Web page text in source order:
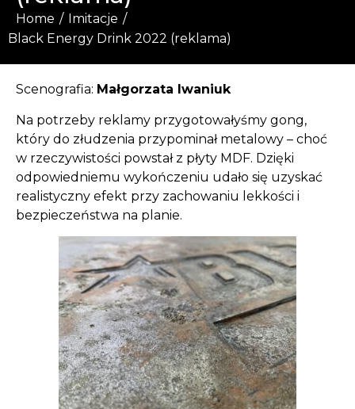
Home / Imitacje /
Black Energy Drink 2022 (reklama)
Scenografia: Małgorzata Iwaniuk
Na potrzeby reklamy przygotowałyśmy gong,
który do złudzenia przypominał metalowy – choć
w rzeczywistości powstał z płyty MDF. Dzięki
odpowiedniemu wykończeniu udało się uzyskać
realistyczny efekt przy zachowaniu lekkości i
bezpieczeństwa na planie.